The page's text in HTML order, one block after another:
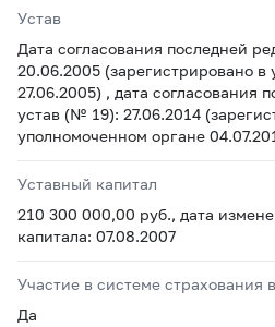
Устав
Дата согласования последней
20.06.2005 (зарегистрировано
27.06.2005) , дата согласования
устав (№ 19): 27.06.2014
уполномоченном органе
Уставный капитал
210 300 000,00 руб., дата
капитала: 07.08.2007
Участие в системе страхования
Да